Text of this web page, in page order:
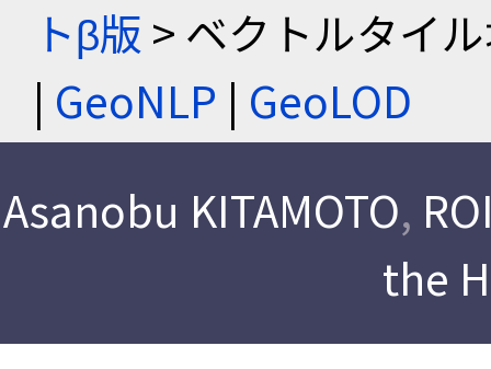
トβ版 > ベクトルタイ
| GeoNLP | GeoLOD
Asanobu KITAMOTO,
the